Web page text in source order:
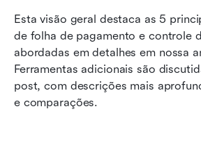
Esta visão geral destaca as 5
de folha de pagamento e controle
abordadas em detalhes em nossa
Ferramentas adicionais são
post, com descrições mais
e comparações.